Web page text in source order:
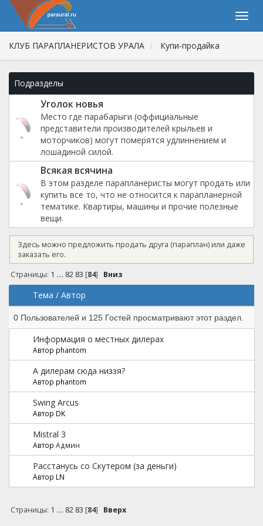
КЛУБ ПАРАПЛАНЕРИСТОВ УРАЛА Купи-продайка
Подразделы
Уголок новья
Место где парабарыги (оффициальные
представители производителей крыльев и
моторчиков) могут померятся удлиннением и
лошадиной силой.
Всякая всячина
В этом разделе парапланеристы могут продать или
купить все то, что не относится к парапланерной
тематике. Квартиры, машины и прочие полезные
вещи.
Здесь можно предложить продать друга (параплан) или даже
заказать его.
Страницы: 1 ... 82 83 [84] Вниз
Тема / Автор
0 Пользователей и 125 Гостей просматривают этот раздел.
Информация о местных дилерах
Автор phantom
А дилерам сюда низзя?
Автор phantom
Swing Arcus
Автор DK
Mistral 3
Автор Админ
Расстанусь со Скутером (за деньги)
Автор LN
Страницы: 1 ... 82 83 [84] Вверх